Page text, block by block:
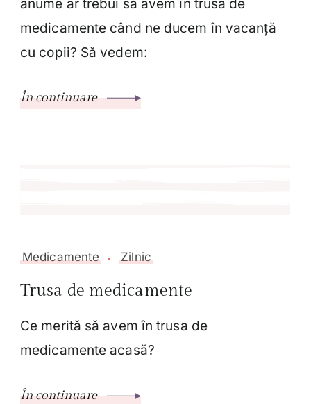
anume ar trebui să avem în trusa de
medicamente când ne ducem în vacanță
cu copii? Să vedem:
În continuare
Medicamente Zilnic
Trusa de medicamente
Ce merită să avem în trusa de
medicamente acasă?
În continuare